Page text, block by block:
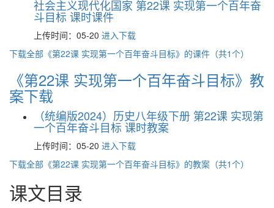
社会主义现代化国家 第22课 实现第一个百年奋
斗目标 课时课件
上传时间：05-20 进入下载
下载全部《第22课 实现第一个百年奋斗目标》的课件（共1个）
《第22课 实现第一个百年奋斗目标》教
案下载
（统编版2024）历史八年级下册 第22课 实现第
一个百年奋斗目标 课时教案
上传时间：05-20 进入下载
下载全部《第22课 实现第一个百年奋斗目标》的教案（共1个）
课文目录